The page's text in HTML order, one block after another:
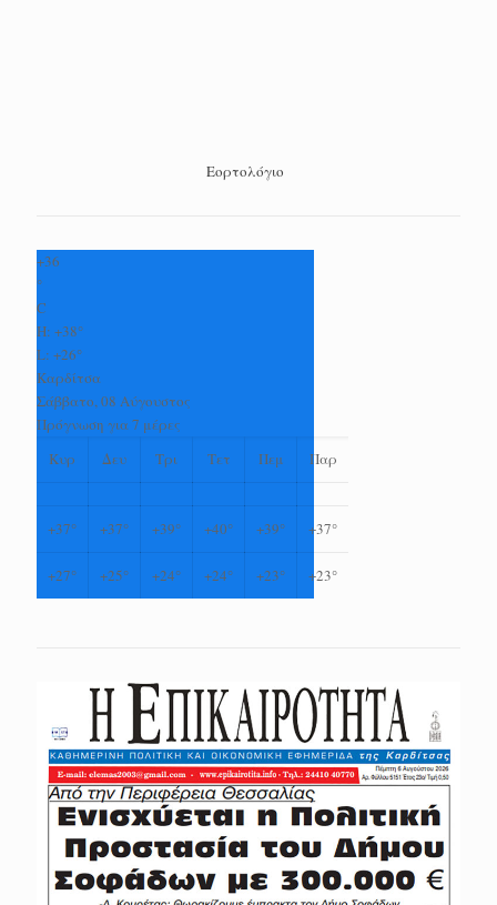
Εορτολόγιο
+36
°
C
H: +38°
L: +26°
Καρδίτσα
Σάββατο, 08 Αύγουστος
Πρόγνωση για 7 μέρες
Κυρ
Δευ Τρι Τετ Πεμ Παρ
+37° +37° +39° +40° +39° +37°
+27° +25° +24° +24° +23° +23°